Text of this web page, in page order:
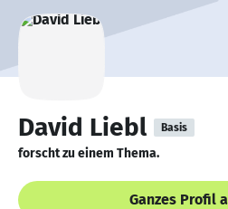
David Liebl Basis
forscht zu einem Thema.
Ganzes Profil